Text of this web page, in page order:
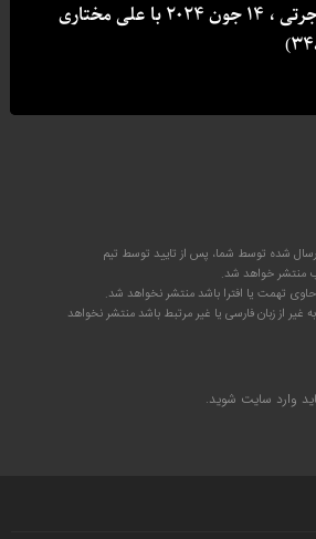
پاسخ به سوالات مهاجرتی ، 14 جون 2024 با علی مختاری
شده توسط شما، پس از تایید توسط تیم
منتشر خواهد شد.
تهمت یا افترا باشد منتشر نخواهد شد.
غیر از زبان فارسی یا غیر مرتبط باشد منتشر نخواهد
وارد سایت شوید.